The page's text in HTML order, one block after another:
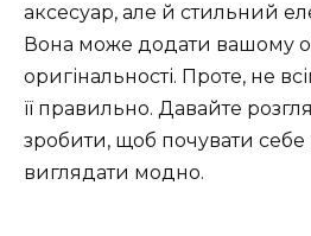
аксесуар, але й стильний
Вона може додати вашому
оригінальності. Проте, не
її правильно. Давайте
зробити, щоб почувати себе
виглядати модно.